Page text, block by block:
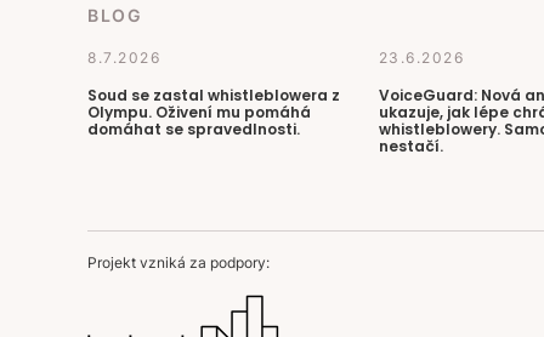
BLOG
8.7.2026
Soud se zastal whistleblowera z
Olympu. Oživení mu pomáhá
domáhat se spravedlnosti.
23.6.2026
VoiceGuard: Nová
ukazuje, jak lépe
whistleblowery.
nestačí.
Projekt vzniká za podpory: